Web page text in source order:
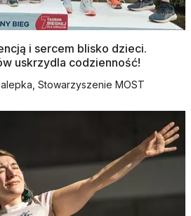
i sercem blisko dzieci.
uskrzydla codzienność!
Stowarzyszenie MOST